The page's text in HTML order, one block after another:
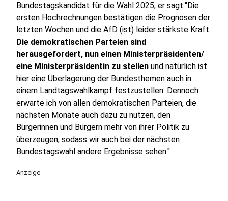
Bundestagskandidat für die Wahl 2025, er sagt:"Die
ersten Hochrechnungen bestätigen die Prognosen der
letzten Wochen und die AfD (ist) leider stärkste Kraft.
Die demokratischen Parteien sind
herausgefordert, nun einen Ministerpräsidenten/
eine Ministerpräsidentin zu stellen und natürlich ist
hier eine Überlagerung der Bundesthemen auch in
einem Landtagswahlkampf festzustellen. Dennoch
erwarte ich von allen demokratischen Parteien, die
nächsten Monate auch dazu zu nutzen, den
Bürgerinnen und Bürgern mehr von ihrer Politik zu
überzeugen, sodass wir auch bei der nächsten
Bundestagswahl andere Ergebnisse sehen."
Anzeige